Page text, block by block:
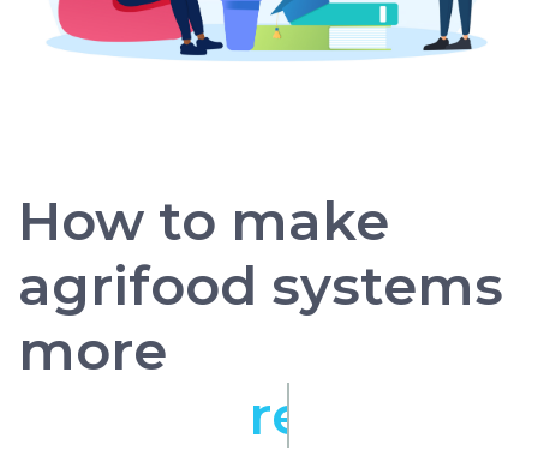
How to make
agrifood systems
more
resilient?